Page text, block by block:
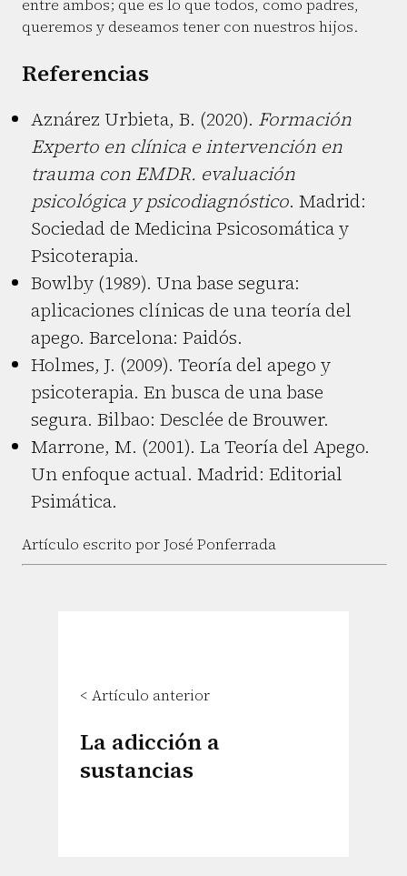
entre ambos; que es lo que todos, como padres,
queremos y deseamos tener con nuestros hijos.
Referencias
Aznárez Urbieta, B. (2020). Formación
Experto en clínica e intervención en
trauma con EMDR. evaluación
psicológica y psicodiagnóstico. Madrid:
Sociedad de Medicina Psicosomática y
Psicoterapia.
Bowlby (1989). Una base segura:
aplicaciones clínicas de una teoría del
apego. Barcelona: Paidós.
Holmes, J. (2009). Teoría del apego y
psicoterapia. En busca de una base
segura. Bilbao: Desclée de Brouwer.
Marrone, M. (2001). La Teoría del Apego.
Un enfoque actual. Madrid: Editorial
Psimática.
Artículo escrito por José Ponferrada
< Artículo anterior
La adicción a
sustancias